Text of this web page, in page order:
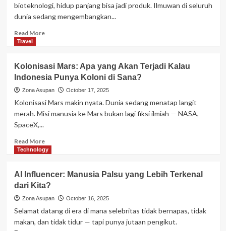
Tanpa
Pamer
bioteknologi, hidup panjang bisa jadi produk. Ilmuwan di seluruh
dunia sedang mengembangkan...
Read MoreRead
Abadi:
Etika
di
Balik
Anti-
Travel
Kolonisasi Mars: Apa yang Akan Terjadi Kalau
Indonesia Punya Koloni di Sana?
Zona Asupan October 17, 2025
Kolonisasi Mars makin nyata. Dunia sedang menatap langit
merah. Misi manusia ke Mars bukan lagi fiksi ilmiah — NASA,
SpaceX,...
Read MoreRead
more
Mars:
Apa
yang
Akan
Terjadi
Kalau
Technology
AI Influencer: Manusia Palsu yang Lebih Terkenal
dari Kita?
Zona Asupan October 16, 2025
Selamat datang di era di mana selebritas tidak bernapas, tidak
makan, dan tidak tidur — tapi punya jutaan pengikut.